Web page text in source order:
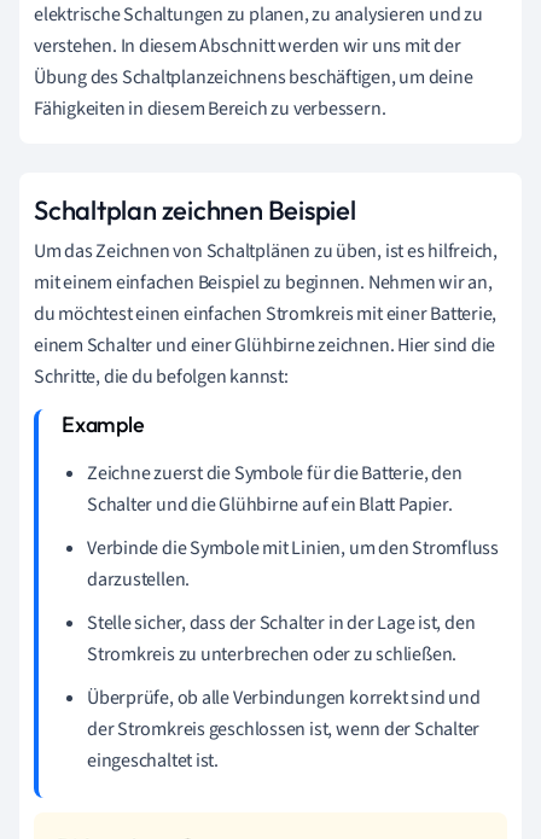
elektrische Schaltungen zu planen, zu analysieren und zu
verstehen. In diesem Abschnitt werden wir uns mit der
Übung des Schaltplanzeichnens beschäftigen, um deine
Fähigkeiten in diesem Bereich zu verbessern.
Schaltplan zeichnen Beispiel
Um das Zeichnen von Schaltplänen zu üben, ist es hilfreich,
mit einem einfachen Beispiel zu beginnen. Nehmen wir an,
du möchtest einen einfachen Stromkreis mit einer Batterie,
einem Schalter und einer Glühbirne zeichnen. Hier sind die
Schritte, die du befolgen kannst:
Zeichne zuerst die Symbole für die Batterie, den
Schalter und die Glühbirne auf ein Blatt Papier.
Verbinde die Symbole mit Linien, um den Stromfluss
darzustellen.
Stelle sicher, dass der Schalter in der Lage ist, den
Stromkreis zu unterbrechen oder zu schließen.
Überprüfe, ob alle Verbindungen korrekt sind und
der Stromkreis geschlossen ist, wenn der Schalter
eingeschaltet ist.